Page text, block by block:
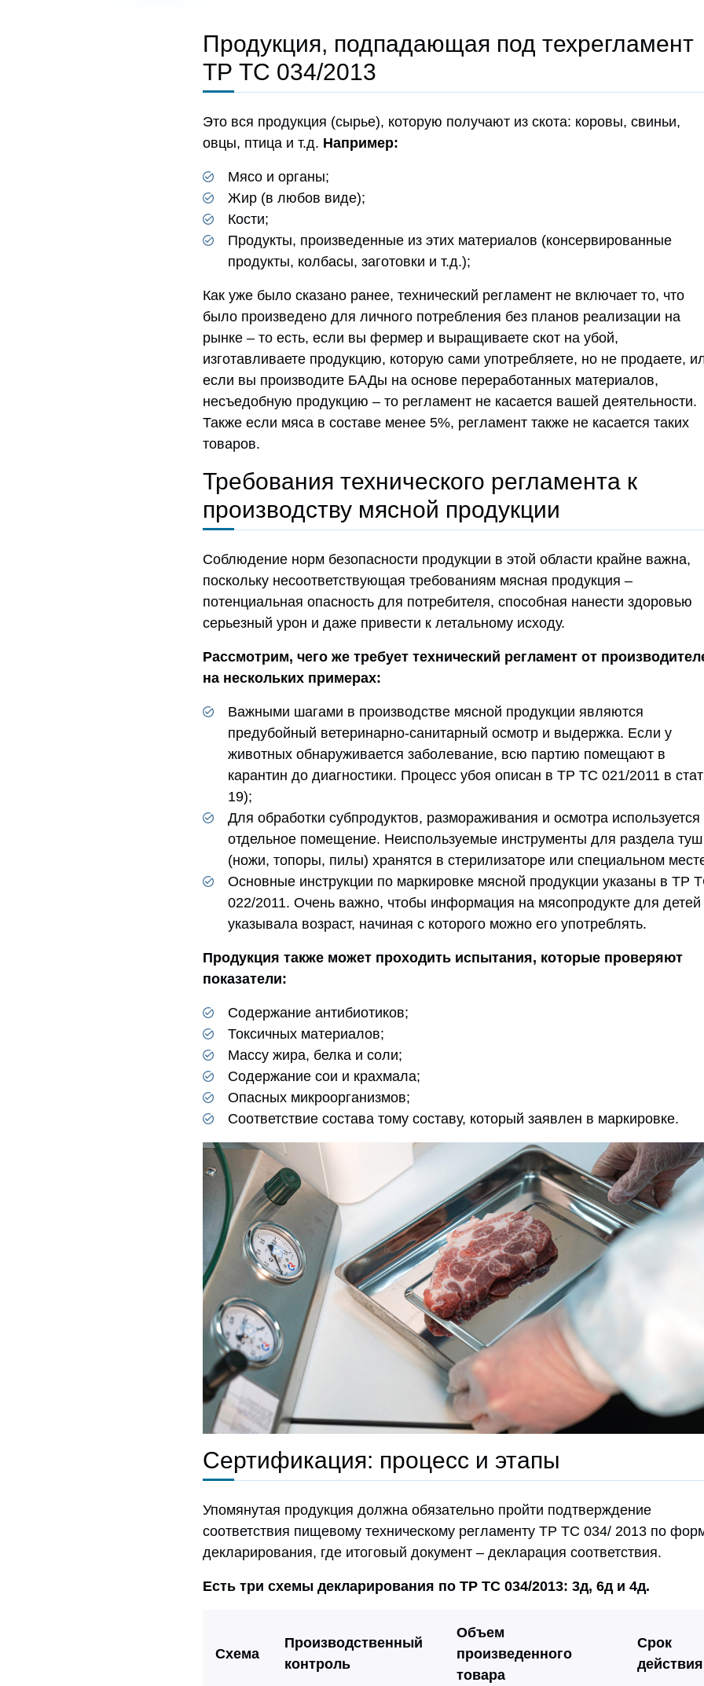
Продукция, подпадающая под техрегламент
ТР ТС 034/2013
Это вся продукция (сырье), которую получают из скота: коровы, свиньи,
овцы, птица и т.д. Например:
Мясо и органы;
Жир (в любов виде);
Кости;
Продукты, произведенные из этих материалов (консервированные
продукты, колбасы, заготовки и т.д.);
Как уже было сказано ранее, технический регламент не включает то, что
было произведено для личного потребления без планов реализации на
рынке – то есть, если вы фермер и выращиваете скот на убой,
изготавливаете продукцию, которую сами употребляете, но не продаете,
если вы производите БАДы на основе переработанных материалов,
несъедобную продукцию – то регламент не касается вашей деятельности.
Также если мяса в составе менее 5%, регламент также не касается таких
товаров.
Требования технического регламента к
производству мясной продукции
Соблюдение норм безопасности продукции в этой области крайне важна,
поскольку несоответствующая требованиям мясная продукция –
потенциальная опасность для потребителя, способная нанести здоровью
серьезный урон и даже привести к летальному исходу.
Рассмотрим, чего же требует технический регламент от
на нескольких примерах:
Важными шагами в производстве мясной продукции являются
предубойный ветеринарно-санитарный осмотр и выдержка. Если у
животных обнаруживается заболевание, всю партию помещают в
карантин до диагностики. Процесс убоя описан в ТР ТС 021/2011 в
19);
Для обработки субпродуктов, размораживания и осмотра используется
отдельное помещение. Неиспользуемые инструменты для раздела туш
(ножи, топоры, пилы) хранятся в стерилизаторе или специальном
Основные инструкции по маркировке мясной продукции указаны в ТР
022/2011. Очень важно, чтобы информация на мясопродукте для детей
указывала возраст, начиная с которого можно его употреблять.
Продукция также может проходить испытания, которые проверяют
показатели:
Содержание антибиотиков;
Токсичных материалов;
Массу жира, белка и соли;
Содержание сои и крахмала;
Опасных микроорганизмов;
Соответствие состава тому составу, который заявлен в маркировке.
Сертификация: процесс и этапы
Упомянутая продукция должна обязательно пройти подтверждение
соответствия пищевому техническому регламенту ТР ТС 034/ 2013 по
декларирования, где итоговый документ – декларация соответствия.
Есть три схемы декларирования по ТР ТС 034/2013: 3д, 6д и 4д.
Схема
Производственный
контроль
Объем
произведенного
товара
Срок
действия